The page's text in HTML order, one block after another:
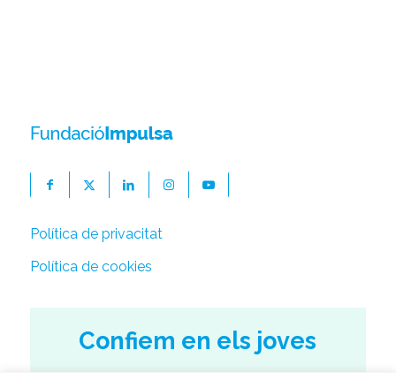
Política de privacitat
Política de cookies
Confiem en els joves